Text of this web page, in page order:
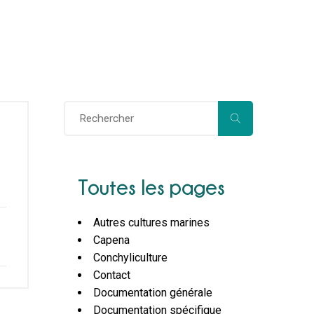
Toutes les pages
Autres cultures marines
Capena
Conchyliculture
Contact
Documentation générale
Documentation spécifique